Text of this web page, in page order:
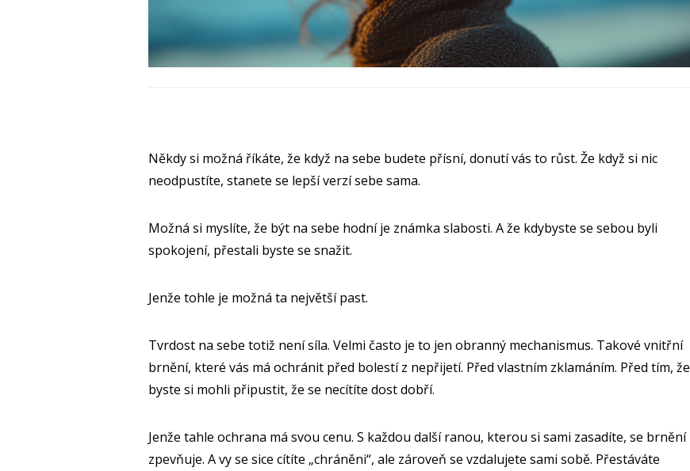
Někdy si možná říkáte, že když na sebe budete přísní, donutí vás to růst. Že když si nic
neodpustíte, stanete se lepší verzí sebe sama.
Možná si myslíte, že být na sebe hodní je známka slabosti. A že kdybyste se sebou byli
spokojení, přestali byste se snažit.
Jenže tohle je možná ta největší past.
Tvrdost na sebe totiž není síla. Velmi často je to jen obranný mechanismus. Takové vnitřní
brnění, které vás má ochránit před bolestí z nepřijetí. Před vlastním zklamáním. Před tím, že
byste si mohli připustit, že se necítíte dost dobří.
Jenže tahle ochrana má svou cenu. S každou další ranou, kterou si sami zasadíte, se brnění
zpevňuje. A vy se sice cítíte „chráněni“, ale zároveň se vzdalujete sami sobě. Přestáváte